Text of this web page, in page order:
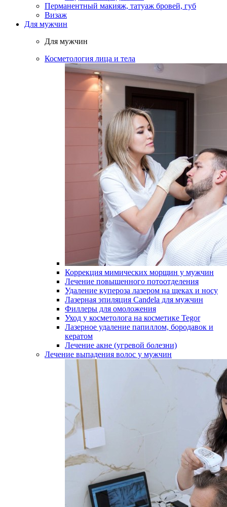
Перманентный макияж, татуаж бровей, губ
Визаж
Для мужчин
Для мужчин
Косметология лица и тела
Коррекция мимических морщин у мужчин
Лечение повышенного потоотделения
Удаление купероза лазером на щеках и носу
Лазерная эпиляция Candela для мужчин
Филлеры для омоложения
Уход у косметолога на косметике Tegor
Лазерное удаление папиллом, бородавок и
кератом
Лечение акне (угревой болезни)
Лечение выпадения волос у мужчин